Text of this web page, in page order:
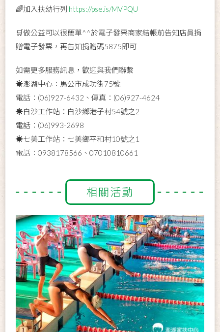
🌈加入扶幼行列 https://pse.is/MVPQU
🛒做公益可以很簡單^^於電子發票商家結帳前告知店員捐
贈電子發票，再告知捐贈碼5875即可
如需更多服務訊息，歡迎與我們聯繫
☀️澎湖中心：馬公市成功街75號
電話：(06)927-6432、傳真：(06)927-4624
☀️白沙工作站：白沙鄉港子村54號之2
電話：(06)993-2698
☀️七美工作站：七美鄉平和村10號之1
電話：0938178566、07010810661
相關活動